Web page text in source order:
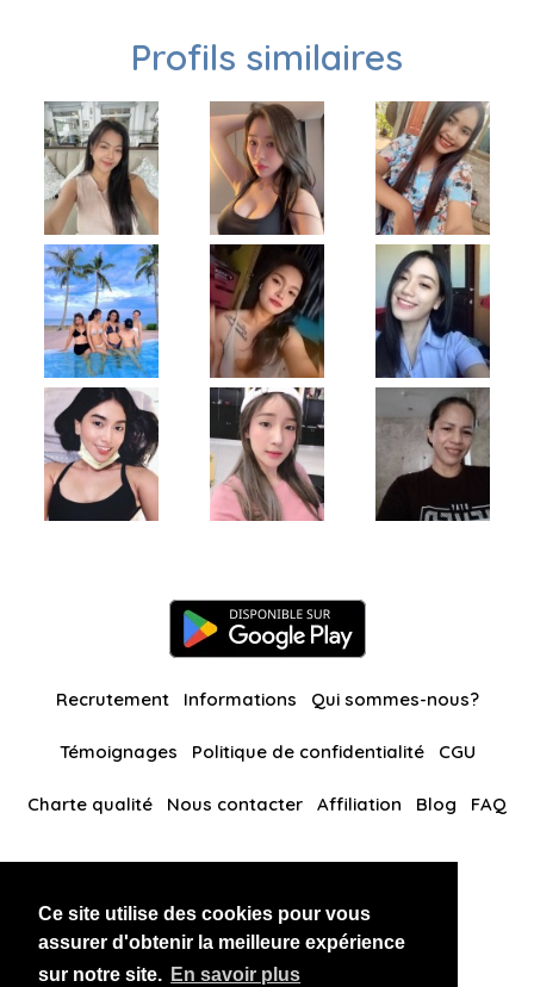
Ce site utilise des cookies pour vous
assurer d'obtenir la meilleure expérience
sur notre site. En savoir plus
Profils similaires
Recrutement Informations Qui sommes-nous?
Témoignages Politique de confidentialité CGU
Charte qualité Nous contacter Affiliation Blog FAQ
BlackAndBeauties RussianKisses